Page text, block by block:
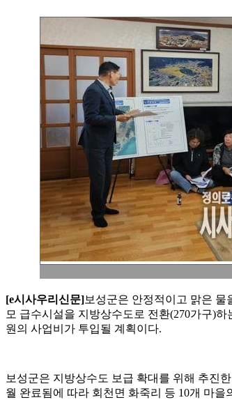
[e시사우리신문]보성군은 안정적이고 맑은
모 급수시설을 지방상수도로 전환(270가구)
원의 사업비가 투입될 계획이다.
보성군은 지방상수도 보급 확대를 위해 추진
월 완료됨에 따라 회천면 화죽리 등 10개 마